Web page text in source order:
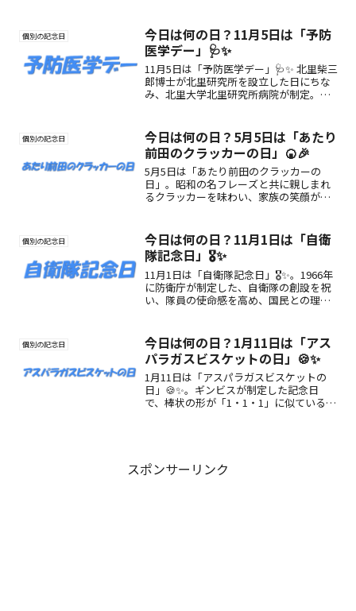
個別の記念日
今日は何の日？11月5日は「予防
医学デー」🩺✨
11月5日は「予防医学デー」🩺✨ 北里柴三
郎博士が北里研究所を設立した日にちな
み、北里大学北里研究所病院が制定。病
個別の記念日
今日は何の日？5月5日は「あたり
前田のクラッカーの日」🍘🎉
5月5日は「あたり前田のクラッカーの
日」。昭和の名フレーズと共に親しまれ
るクラッカーを味わい、家族の笑顔が広
個別の記念日
今日は何の日？11月1日は「自衛
隊記念日」🎖️✨
11月1日は「自衛隊記念日」🎖️✨。1966年
に防衛庁が制定した、自衛隊の創設を祝
い、隊員の使命感を高め、国民との理解
ます。
個別の記念日
今日は何の日？1月11日は「アス
パラガスビスケットの日」🍪✨
1月11日は「アスパラガスビスケットの
日」🍪✨。ギンビスが制定した記念日
で、棒状の形が「1・1・1」に似ているこ
スポンサーリンク